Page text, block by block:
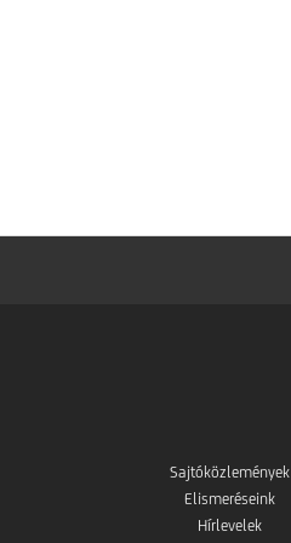
Sajtóközlemények
Elismeréseink
Hírlevelek